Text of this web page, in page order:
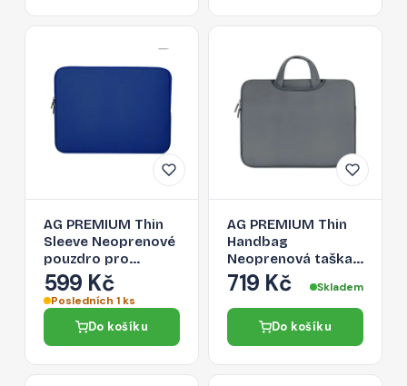
AG PREMIUM Thin
Sleeve Neoprenové
pouzdro pro
MacBook Pro
14"/16", modré
599 Kč
Posledních 1 ks
Do košíku
AG PREMIUM Thin
Handbag
Neoprenová taška
pro MacBook Pro
14"/16", šedá
719 Kč Skladem
Do košíku